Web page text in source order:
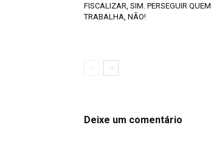
FISCALIZAR, SIM. PERSEGUIR QUEM
TRABALHA, NÃO!
Deixe um comentário